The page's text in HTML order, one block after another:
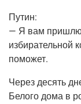
Путин:
— Я вам при­шлю
изби­ра­тель­ной
поможет.
Через десять
Бело­го дома в